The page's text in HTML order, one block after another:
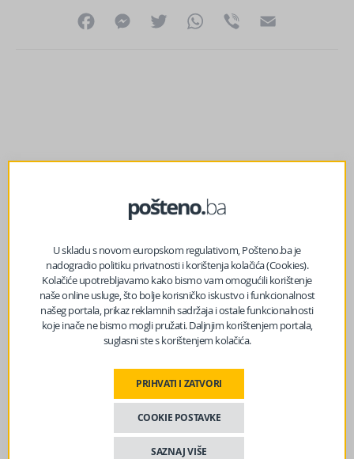
FacebookMessenger
Twitter WhatsApp
Viber
prethodni članak
Sarajevski ljekari napravili pravi medicinski podvig kakav
se rijetko viđa u svijetu!
Pristupanje Dodika Tužilaštvu BiH je velika pobjeda
pravosuđa i države
U skladu s novom europskom regulativom, Pošteno.ba je
nadogradio politiku privatnosti i korištenja kolačića (Cookies).
Kolačiće upotrebljavamo kako bismo vam omogućili korištenje
naše online usluge, što bolje korisničko iskustvo i funkcionalnost
našeg portala, prikaz reklamnih sadržaja i ostale funkcionalnosti
koje inače ne bismo mogli pružati. Daljnjim korištenjem portala,
suglasni ste s korištenjem kolačića.
PRIHVATI I ZATVORI
COOKIE POSTAVKE
SAZNAJ VIŠE